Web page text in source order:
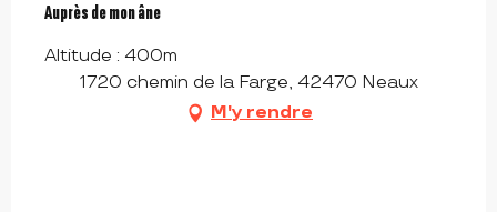
Auprès de mon âne
Altitude : 400m
1720 chemin de la Farge, 42470 Neaux
M'y rendre